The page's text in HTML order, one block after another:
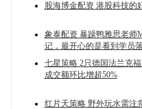
股海博金配资 港股科技的
象泰配资 暴躁鸭雅思老师
记，最开心的是看到学员
七星策略 2只德国法兰克
成交额环比增超50%
红片天策略 野外玩水需注